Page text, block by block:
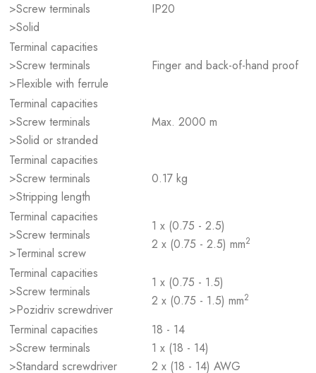
>Screw terminals
>Solid
IP20
Terminal capacities
>Screw terminals
>Flexible with ferrule
Finger and back-of-hand proof
Terminal capacities
>Screw terminals
>Solid or stranded
Max. 2000 m
Terminal capacities
>Screw terminals
>Stripping length
0.17 kg
Terminal capacities
>Screw terminals
>Terminal screw
1 x (0.75 - 2.5)
2 x (0.75 - 2.5) mm2
Terminal capacities
>Screw terminals
>Pozidriv screwdriver
1 x (0.75 - 1.5)
2 x (0.75 - 1.5) mm2
Terminal capacities
>Screw terminals
>Standard screwdriver
18 - 14
1 x (18 - 14)
2 x (18 - 14) AWG